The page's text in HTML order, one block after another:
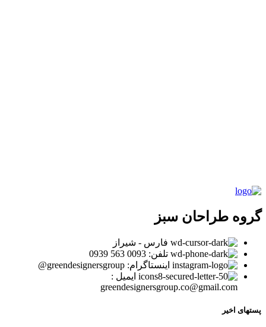
گروه طراحان سبز
فارس - شیراز
تلفن: 0093 563 0939
اینستاگرام: greendesignersgroup@
ایمیل :
greendesignersgroup.co@gmail.com
پستهای اخیر